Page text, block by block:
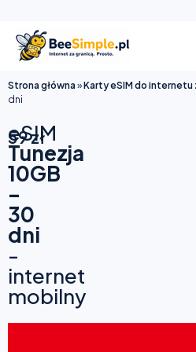
Strona główna»Karty eSIM do internetu
dni
eSIM
Tunezja
10GB
–
30
dni
-
internet
mobilny
59zł